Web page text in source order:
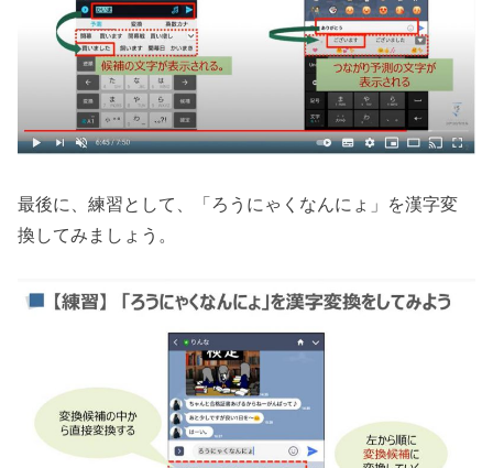
最後に、練習として、「ろうにゃくなんにょ」を漢字変
換してみましょう。